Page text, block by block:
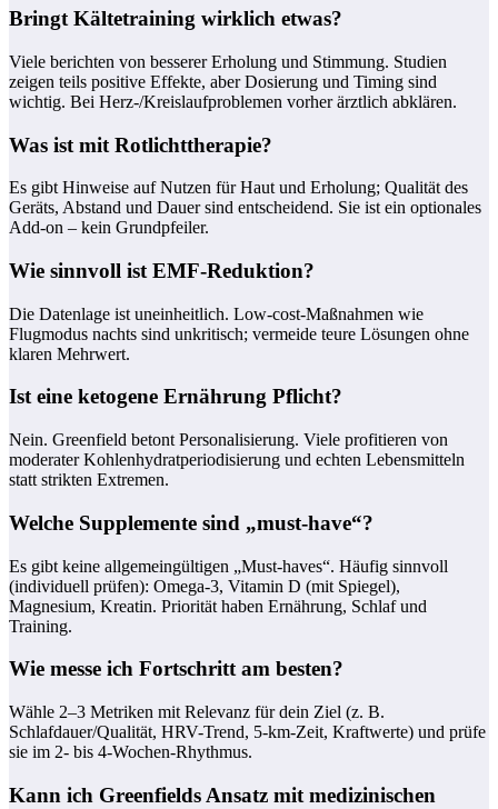
Bringt Kältetraining wirklich etwas?
Viele berichten von besserer Erholung und Stimmung. Studien
zeigen teils positive Effekte, aber Dosierung und Timing sind
wichtig. Bei Herz-/Kreislaufproblemen vorher ärztlich abklären.
Was ist mit Rotlichttherapie?
Es gibt Hinweise auf Nutzen für Haut und Erholung; Qualität des
Geräts, Abstand und Dauer sind entscheidend. Sie ist ein optionales
Add-on – kein Grundpfeiler.
Wie sinnvoll ist EMF-Reduktion?
Die Datenlage ist uneinheitlich. Low-cost-Maßnahmen wie
Flugmodus nachts sind unkritisch; vermeide teure Lösungen ohne
klaren Mehrwert.
Ist eine ketogene Ernährung Pflicht?
Nein. Greenfield betont Personalisierung. Viele profitieren von
moderater Kohlenhydratperiodisierung und echten Lebensmitteln
statt strikten Extremen.
Welche Supplemente sind „must-have“?
Es gibt keine allgemeingültigen „Must-haves“. Häufig sinnvoll
(individuell prüfen): Omega‑3, Vitamin D (mit Spiegel),
Magnesium, Kreatin. Priorität haben Ernährung, Schlaf und
Training.
Wie messe ich Fortschritt am besten?
Wähle 2–3 Metriken mit Relevanz für dein Ziel (z. B.
Schlafdauer/Qualität, HRV-Trend, 5‑km‑Zeit, Kraftwerte) und prüfe
sie im 2‑ bis 4‑Wochen‑Rhythmus.
Kann ich Greenfields Ansatz mit medizinischen